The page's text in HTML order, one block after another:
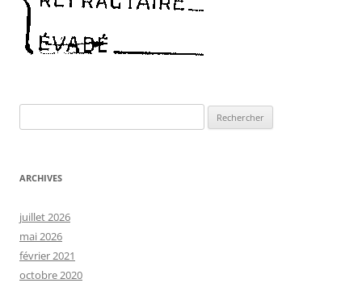
ARCHIVES
juillet 2026
mai 2026
février 2021
octobre 2020